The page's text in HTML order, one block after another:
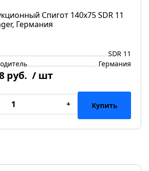
Спигот 140х75 SDR 11
Германия
SDR 11
Германия
руб. / шт
+ Купить